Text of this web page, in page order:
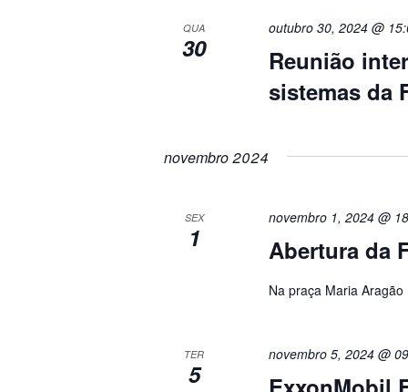
QUA
30
Reunião
sistemas da
outubro 30, 2024 @
novembro 2024
SEX
1 Abertura da
novembro 1, 2024 @
Na praça Maria Aragão
TER
5
novembro 5, 2024 @